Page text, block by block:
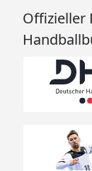
Wolff
Wolff
Offizieller